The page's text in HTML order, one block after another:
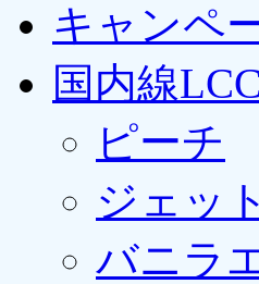
キャンペ
国内線
ピーチ
ジェッ
バニラ